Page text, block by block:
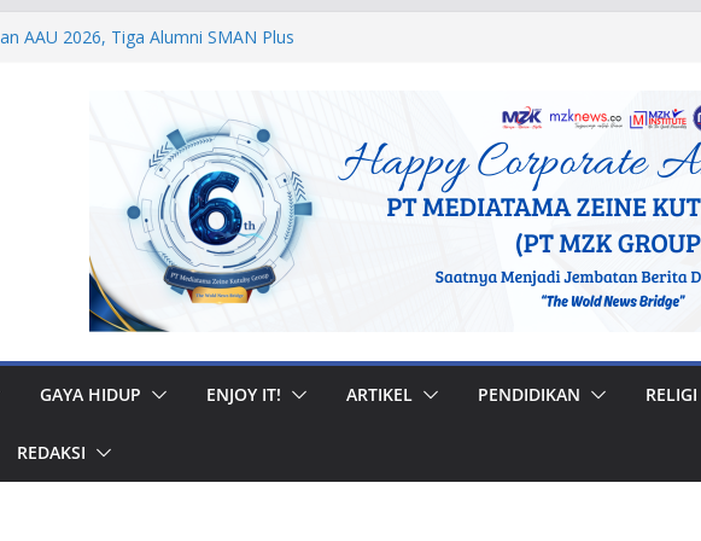
AAU 2026, Tiga Alumni SMAN Plus
Akpol Dampingi Siswa Sekolah
Bhakti 2026
Prajurit, Kodaeral V Hadiri Syukuran
Surabaya
Personel Lanud Sulaiman
World Boomerang Championship
GAYA HIDUP ENJOY IT! ARTIKEL PENDIDIKAN RELIGI
REDAKSI